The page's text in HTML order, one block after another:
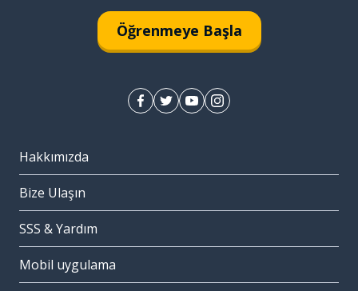
Öğrenmeye Başla
Hakkımızda
Bize Ulaşın
SSS & Yardım
Mobil uygulama